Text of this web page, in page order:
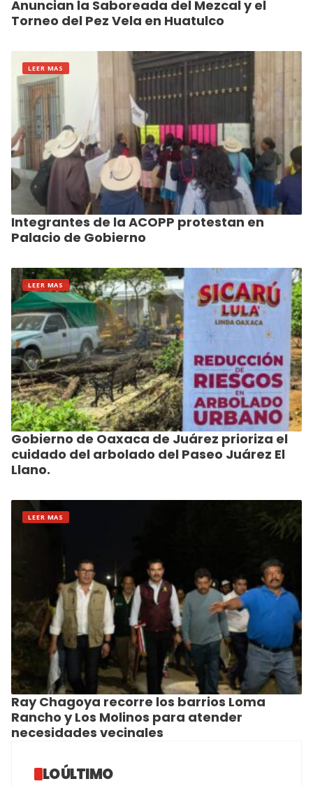
Anuncian la Saboreada del Mezcal y el
Torneo del Pez Vela en Huatulco
LEER MAS
Integrantes de la ACOPP protestan en
Palacio de Gobierno
LEER MAS
Gobierno de Oaxaca de Juárez prioriza el
cuidado del arbolado del Paseo Juárez El
Llano.
LEER MAS
Ray Chagoya recorre los barrios Loma
Rancho y Los Molinos para atender
necesidades vecinales
LO ÚLTIMO